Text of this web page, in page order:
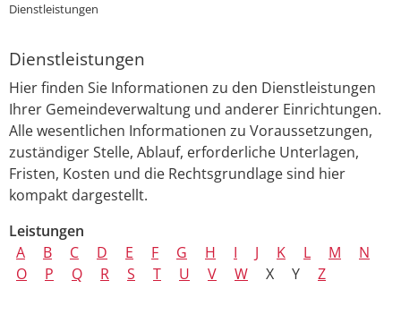
Dienstleistungen
Dienstleistungen
Hier finden Sie Informationen zu den Dienstleistungen
Ihrer Gemeindeverwaltung und anderer Einrichtungen.
Alle wesentlichen Informationen zu Voraussetzungen,
zuständiger Stelle, Ablauf, erforderliche Unterlagen,
Fristen, Kosten und die Rechtsgrundlage sind hier
kompakt dargestellt.
Leistungen
A
B C D E F G H I J K L M
N
O
P Q R S T U V W X Y Z